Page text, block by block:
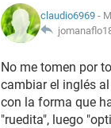
claudio6969 -
No me tomen por
cambiar el inglés
con la forma que
"ruedita", luego